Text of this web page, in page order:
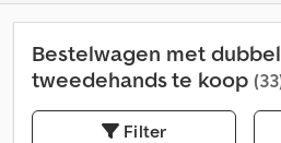
Bestelwagen met
tweedehands te koop
Filter